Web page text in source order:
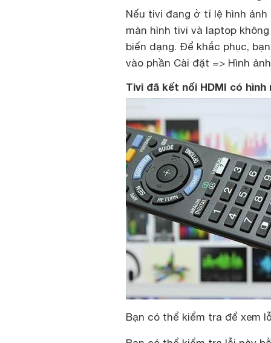
Nếu tivi đang ở tỉ lệ hình
màn hình tivi và laptop
biến dạng. Để khắc phục,
vào phần Cài đặt => Hình
Tivi đã kết nối HDMI có
Bạn có thể kiểm tra để xem